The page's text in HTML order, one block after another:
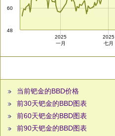
48
60
2025
一月
2025
七月
当前钯金的BBD价格
前30天钯金的BBD图表
前60天钯金的BBD图表
前90天钯金的BBD图表